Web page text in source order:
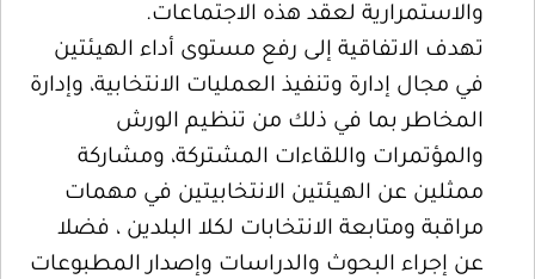
والاستمرارية لعقد هذه الاجتماعات.
تهدف الاتفاقية إلى رفع مستوى أداء الهيئتين
في مجال إدارة وتنفيذ العمليات الانتخابية، وإدارة
المخاطر بما في ذلك من تنظيم الورش
والمؤتمرات واللقاءات المشتركة، ومشاركة
ممثلين عن الهيئتين الانتخابيتين في مهمات
مراقبة ومتابعة الانتخابات لكلا البلدين ، فضلا
عن إجراء البحوث والدراسات وإصدار المطبوعات